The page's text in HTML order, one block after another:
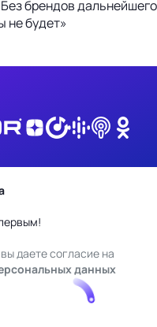
брендов
не будет»
даете согласие на
данных